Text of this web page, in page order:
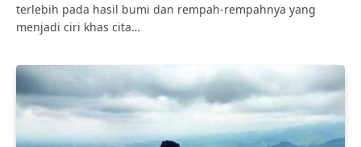
terlebih pada hasil bumi dan rempah-rempahnya yang
menjadi ciri khas cita…